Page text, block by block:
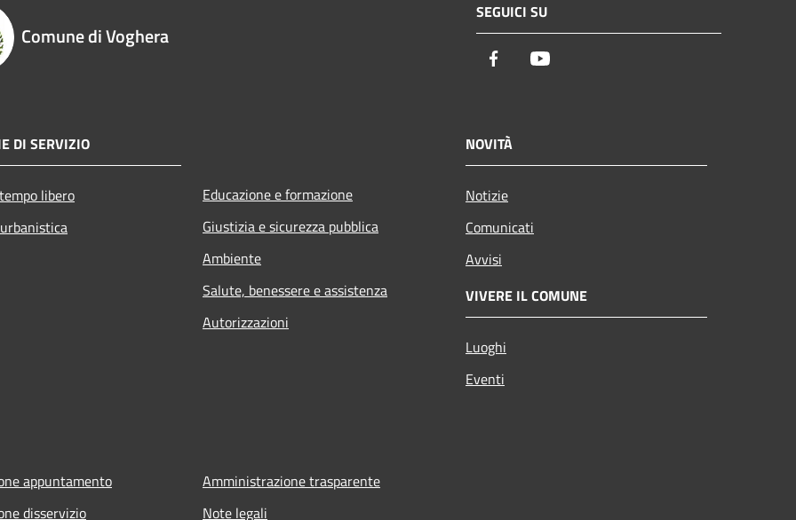
Comune di Voghera
SEGUICI SU
Facebook
DI SERVIZIO
libero
Educazione e formazione
Giustizia e sicurezza pubblica
Ambiente
Salute, benessere e assistenza
Autorizzazioni
NOVITÀ
Notizie
Comunicati
Avvisi
VIVERE IL COMUNE
Luoghi
Eventi
appuntamento
disservizio
Amministrazione trasparente
Note legali